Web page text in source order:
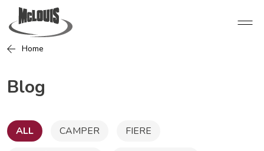
Home
Blog
ALL CAMPER FIERE